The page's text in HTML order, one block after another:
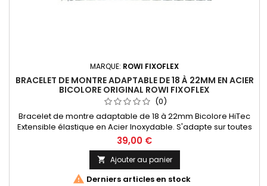
MARQUE: ROWI FIXOFLEX
BRACELET DE MONTRE ADAPTABLE DE 18 À 22MM EN ACIER
BICOLORE ORIGINAL ROWI FIXOFLEX
(0)
Bracelet de montre adaptable de 18 à 22mm Bicolore HiTec
Extensible élastique en Acier Inoxydable. S'adapte sur toutes
les marques de montres à entre-corne droite grâçe à l'entre
corne télescopique qui permet d'ajuster le bracelet aux
largeurs de 18 à 22mm. Bracelet Original de la marque ROWI
FIXOFLEX Made In Germany Since 1885
39,00 €
 Ajouter au panier
 Derniers articles en stock